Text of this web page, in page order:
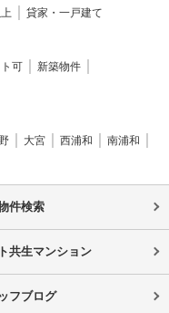
貸家・一戸建て
可
新築物件
大宮 西浦和
南浦和
件検索
共生マンション
フブログ